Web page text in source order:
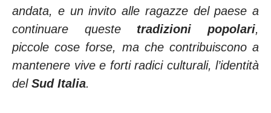
andata, e un invito alle ragazze del paese a
continuare queste tradizioni popolari,
piccole cose forse, ma che contribuiscono a
mantenere vive e forti radici culturali, l’identità
del Sud Italia.